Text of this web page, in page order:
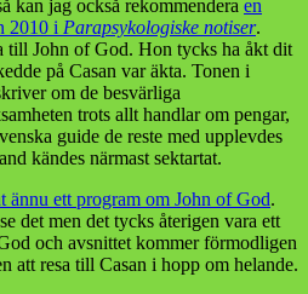
kan jag också rekommendera en
2010 i Parapsykologiske notiser.
till John of God. Hon tycks ha åkt dit
på Casan var äkta. Tonen i
om de besvärliga
trots allt handlar om pengar,
guide de reste med upplevdes
kändes närmast sektartat.
ännu ett program om John of God.
det men det tycks återigen vara ett
och avsnittet kommer förmodligen
att resa till Casan i hopp om helande.